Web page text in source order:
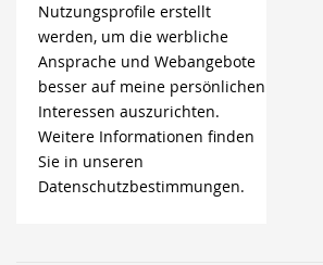
Nutzungsprofile erstellt
werden, um die werbliche
Ansprache und Webangebote
besser auf meine persönlichen
Interessen auszurichten.
Weitere Informationen finden
Sie in unseren
Datenschutzbestimmungen.